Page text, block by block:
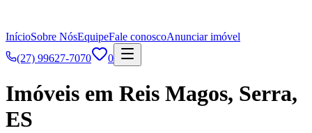
InícioSobre NósEquipeFale conoscoAnunciar imóvel
(27) 99627-7070
0
Imóveis em Reis Magos, Serra,
ES